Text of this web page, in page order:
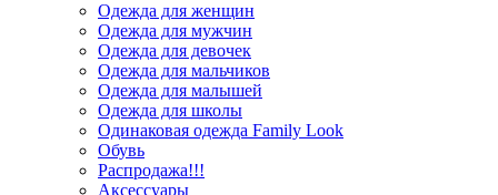
Одежда для женщин
Одежда для мужчин
Одежда для девочек
Одежда для мальчиков
Одежда для малышей
Одежда для школы
Одинаковая одежда Family Look
Обувь
Распродажа!!!
Аксессуары